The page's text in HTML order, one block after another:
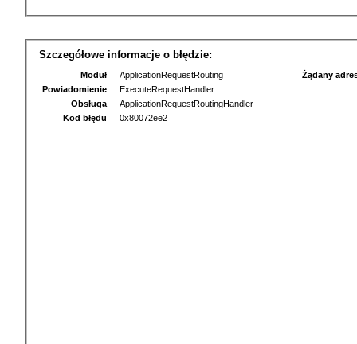
Szczegółowe informacje o błędzie:
Moduł
ApplicationRequestRouting
Powiadomienie
ExecuteRequestHandler
Obsługa
ApplicationRequestRoutingHandler
Kod błędu
0x80072ee2
Żądany